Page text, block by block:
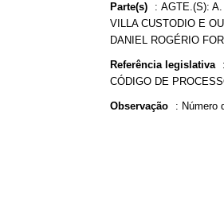
Parte(s) : AGTE.(S):
VILLA CUSTODIO E
DANIEL ROGÉRIO
Referência legislativa :
CÓDIGO DE
Observação : Número